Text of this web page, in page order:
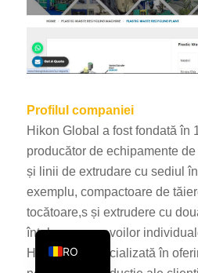
Profilul companiei
Hikon Global a fost fondată în
producător de echipamente
și linii de extrudare cu sediul
exemplu, compactoare de
tocătoare,s și extrudere cu
înțelegere a nevoilor
Hikon este specializată în
RO
IT
FR
DE
PL
AR